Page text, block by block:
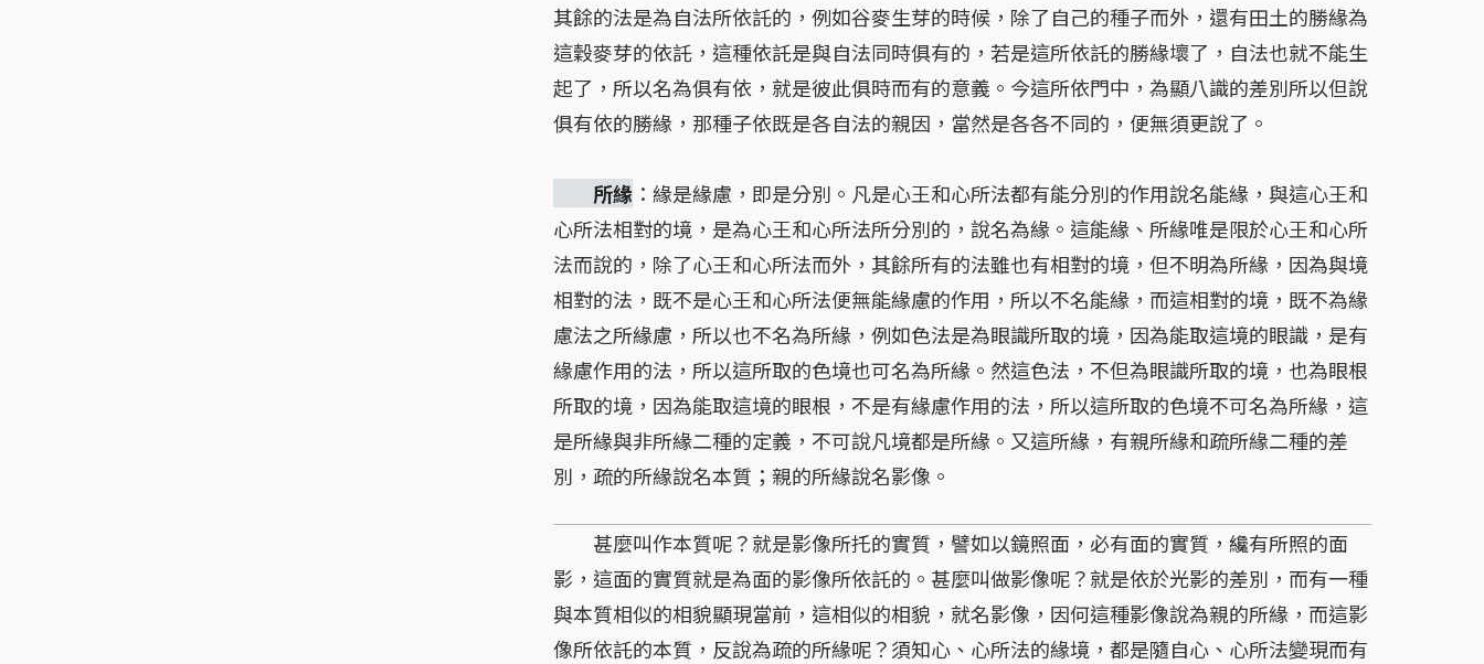
其餘的法是為自法所依託的，例如谷麥生芽的時候，除了自己的種子而外，還有田土的勝緣為
這穀麥芽的依託，這種依託是與自法同時俱有的，若是這所依託的勝緣壞了，自法也就不能生
起了，所以名為俱有依，就是彼此俱時而有的意義。今這所依門中，為顯八識的差別所以但說
俱有依的勝緣，那種子依既是各自法的親因，當然是各各不同的，便無須更說了。
所緣 ：緣是緣慮，即是分別。凡是心王和心所法都有能分別的作用說名能緣，與這心王和
心所法相對的境，是為心王和心所法所分別的，說名為緣。這能緣、所緣唯是限於心王和心所
法而說的，除了心王和心所法而外，其餘所有的法雖也有相對的境，但不明為所緣，因為與境
相對的法，既不是心王和心所法便無能緣慮的作用，所以不名能緣，而這相對的境，既不為緣
慮法之所緣慮，所以也不名為所緣，例如色法是為眼識所取的境，因為能取這境的眼識，是有
緣慮作用的法，所以這所取的色境也可名為所緣。然這色法，不但為眼識所取的境，也為眼根
所取的境，因為能取這境的眼根，不是有緣慮作用的法，所以這所取的色境不可名為所緣，這
是所緣與非所緣二種的定義，不可說凡境都是所緣。又這所緣，有親所緣和疏所緣二種的差
別，疏的所緣說名本質；親的所緣說名影像。
甚麼叫作本質呢？就是影像所托的實質，譬如以鏡照面，必有面的實質，纔有所照的面
影，這面的實質就是為面的影像所依託的。甚麼叫做影像呢？就是依於光影的差別，而有一種
與本質相似的相貌顯現當前，這相似的相貌，就名影像，因何這種影像說為親的所緣，而這影
像所依託的本質，反說為疏的所緣呢？須知心、心所法的緣境，都是隨自心、心所法變現而有